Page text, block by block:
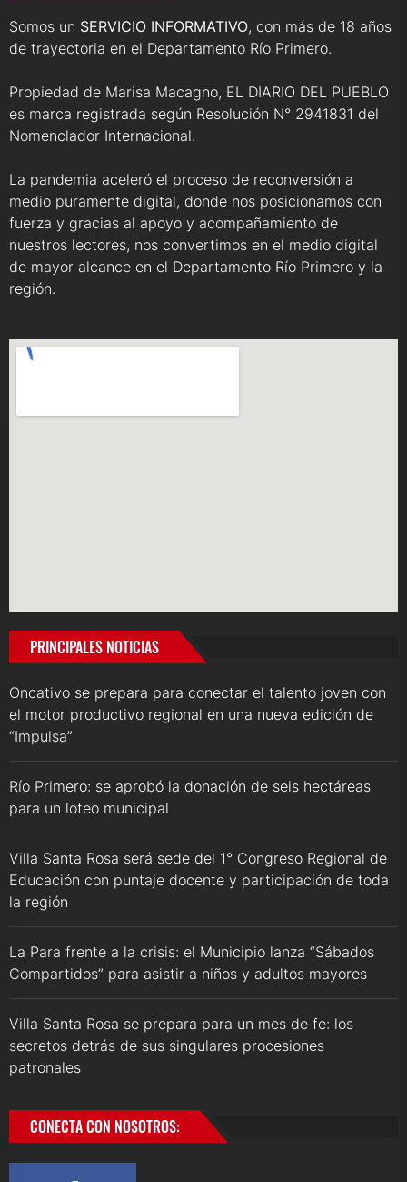
Somos un SERVICIO INFORMATIVO, con más de 18 años
de trayectoria en el Departamento Río Primero.
Propiedad de Marisa Macagno, EL DIARIO DEL PUEBLO
es marca registrada según Resolución N° 2941831 del
Nomenclador Internacional.
La pandemia aceleró el proceso de reconversión a
medio puramente digital, donde nos posicionamos con
fuerza y gracias al apoyo y acompañamiento de
nuestros lectores, nos convertimos en el medio digital
de mayor alcance en el Departamento Río Primero y la
región.
PRINCIPALES NOTICIAS
Oncativo se prepara para conectar el talento joven con
el motor productivo regional en una nueva edición de
“Impulsa”
Río Primero: se aprobó la donación de seis hectáreas
para un loteo municipal
Villa Santa Rosa será sede del 1° Congreso Regional de
Educación con puntaje docente y participación de toda
la región
La Para frente a la crisis: el Municipio lanza “Sábados
Compartidos” para asistir a niños y adultos mayores
Villa Santa Rosa se prepara para un mes de fe: los
secretos detrás de sus singulares procesiones
patronales
CONECTA CON NOSOTROS: